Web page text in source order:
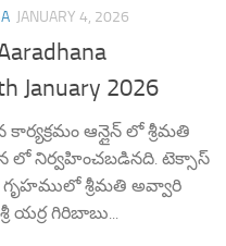
JANUARY 4, 2026
January 2026
ఆన్లైన్ లో శ్రీమతి
లో నిర్వహించబడినది. టెక్సాస్
గృహములో శ్రీమతి అవ్వారి
యర్ర గిరిబాబు...